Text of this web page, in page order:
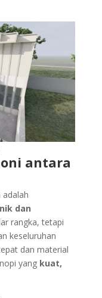
antara
dan
rangka, tetapi
keseluruhan
dan material
yang kuat,